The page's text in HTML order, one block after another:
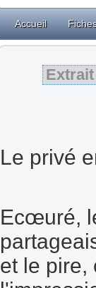
Accueil
Le privé
Ecœuré,
et le pire,